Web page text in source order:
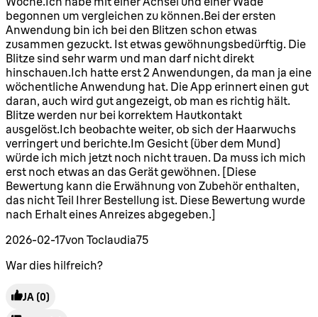
begonnen um vergleichen zu können.Bei der ersten
Anwendung bin ich bei den Blitzen schon etwas
zusammen gezuckt. Ist etwas gewöhnungsbedürftig. Die
Blitze sind sehr warm und man darf nicht direkt
hinschauen.Ich hatte erst 2 Anwendungen, da man ja eine
wöchentliche Anwendung hat. Die App erinnert einen gut
daran, auch wird gut angezeigt, ob man es richtig hält.
Blitze werden nur bei korrektem Hautkontakt
ausgelöst.Ich beobachte weiter, ob sich der Haarwuchs
verringert und berichte.Im Gesicht (über dem Mund)
würde ich mich jetzt noch nicht trauen. Da muss ich mich
erst noch etwas an das Gerät gewöhnen. [Diese
Bewertung kann die Erwähnung von Zubehör enthalten,
das nicht Teil Ihrer Bestellung ist. Diese Bewertung wurde
nach Erhalt eines Anreizes abgegeben.]
2026-02-17von Toclaudia75
War dies hilfreich?
JA (0)